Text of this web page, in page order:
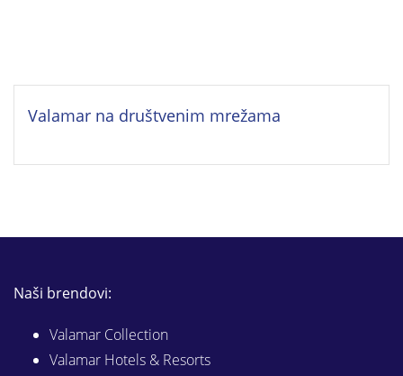
Valamar na društvenim mrežama
Naši brendovi:
Valamar Collection
Valamar Hotels & Resorts